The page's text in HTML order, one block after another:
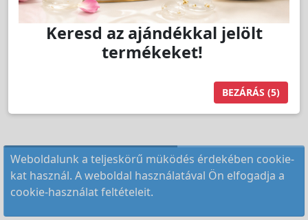
Weboldalunk a teljeskörű müködés érdekében cookie-
kat használ. A weboldal használatával Ön elfogadja a
cookie-használat feltételeit.
Keresd az ajándékkal jelölt
termékeket!
BEZÁRÁS (4)